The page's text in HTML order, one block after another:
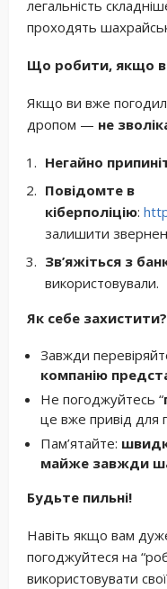
легальність
проходять
Що робити, якщо
Якщо ви вже
дропом — не
Негайно
Повідомте в
кіберполіцію:
залишити
Зв’яжіться з
використовували.
Як себе захистити?
Завжди
компанію
Не погоджуйтесь “
це вже привід для
Пам’ятайте:
майже завжди
Будьте пильні!
Навіть якщо вам
погоджуйтеся на
використовувати